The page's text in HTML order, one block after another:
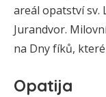
areál opatství sv.
Jurandvor.
na Dny fíků,
Opatija